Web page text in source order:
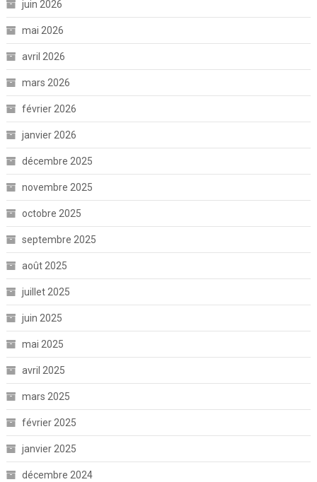
juin 2026
mai 2026
avril 2026
mars 2026
février 2026
janvier 2026
décembre 2025
novembre 2025
octobre 2025
septembre 2025
août 2025
juillet 2025
juin 2025
mai 2025
avril 2025
mars 2025
février 2025
janvier 2025
décembre 2024